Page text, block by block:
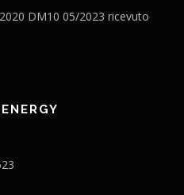
DM10 05/2023 ricevuto